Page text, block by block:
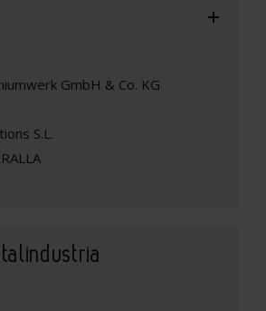
GmbH & Co. KG
S.L.